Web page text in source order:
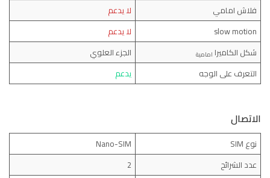
فلاش امامي
لا يدعم
slow motion
لا يدعم
شكل الكاميرا امامية
الجزء العلوي
التعرف على الوجه
يدعم
الاتصال
نوع SIM
Nano-SIM
عدد الشرائح
2